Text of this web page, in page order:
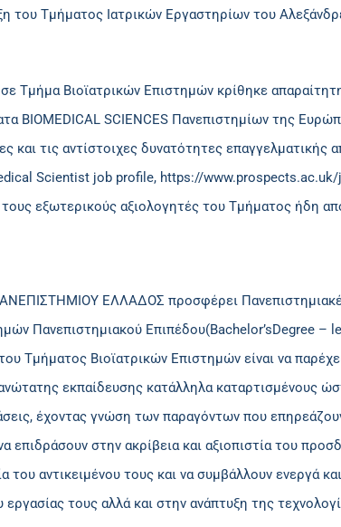
του Τμήματος Ιατρικών Εργαστηρίων του
Τμήμα Βιοϊατρικών Επιστημών κρίθηκε
BIOMEDICAL SCIENCES Πανεπιστημίων της
και τις αντίστοιχες δυνατότητες επαγγελματικής
Scientist job profile, https://
εξωτερικούς αξιολογητές του Τμήματος ήδη
ΕΛΛΑΔΟΣ προσφέρει
Πανεπιστημιακού Επιπέδου(Bachelor’sDegree –
Τμήματος Βιοϊατρικών Επιστημών είναι να
εκπαίδευσης κατάλληλα καταρτισμένους
έχοντας γνώση των παραγόντων που
στην ακρίβεια και αξιοπιστία του
αντικειμένου τους και να συμβάλλουν ενεργά
τους αλλά και στην ανάπτυξη της